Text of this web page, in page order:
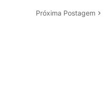
Próxima Postagem